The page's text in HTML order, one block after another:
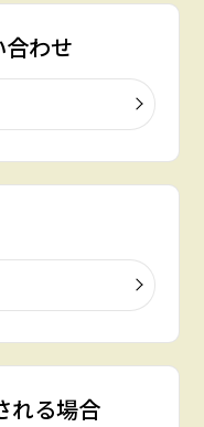
合わせ
れる場合